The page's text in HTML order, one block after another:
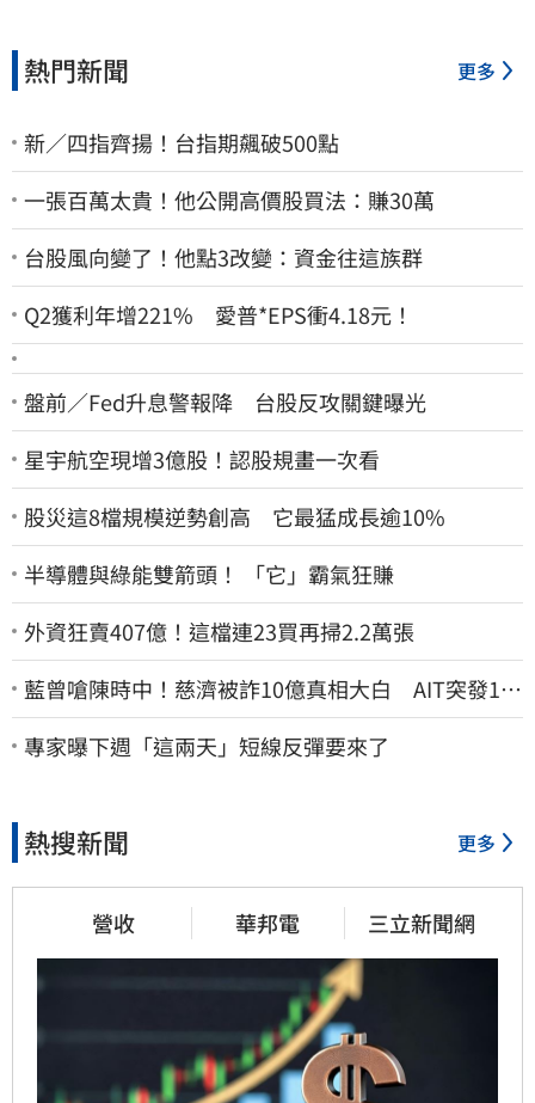
熱門新聞 更多
新／四指齊揚！台指期飆破500點
一張百萬太貴！他公開高價股買法：賺30萬
台股風向變了！他點3改變：資金往這族群
Q2獲利年增221% 愛普*EPS衝4.18元！
盤前／Fed升息警報降 台股反攻關鍵曝光
星宇航空現增3億股！認股規畫一次看
股災這8檔規模逆勢創高 它最猛成長逾10%
半導體與綠能雙箭頭！ 「它」霸氣狂賺
外資狂賣407億！這檔連23買再掃2.2萬張
藍曾嗆陳時中！慈濟被詐10億真相大白 AIT突發1文
酸爆…他笑：真的很會
專家曝下週「這兩天」短線反彈要來了
熱搜新聞 更多
營收 華邦電 三立新聞網